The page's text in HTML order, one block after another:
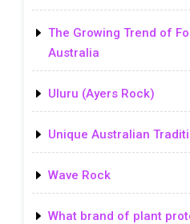
The Growing Trend of
Australia
Uluru (Ayers Rock)
Unique Australian
Wave Rock
What brand of plant